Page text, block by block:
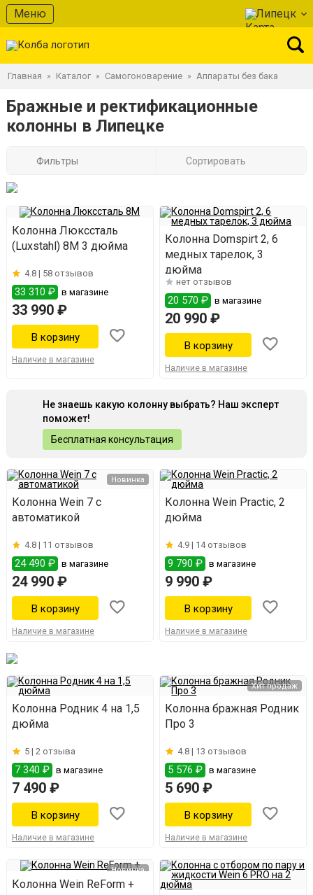
Меню Липецк
Главная » Каталог » Самогоноварение » Аппараты без бака
Бражные и ректификационные
колонны в Липецке
Фильтры Сортировать
Колонна Люкссталь
(Luxstahl) 8М 3 дюйма
4.8 | 58 отзывов
33 310 ₽ в магазине
33 990 ₽
Наличие в магазине
Колонна Domspirt 2, 6
медных тарелок, 3
дюйма
нет отзывов
20 570 ₽ в магазине
20 990 ₽
Наличие в магазине
Не знаешь какую колонну выбрать? Наш эксперт
поможет!
Бесплатная консультация
Новинка
Колонна Wein 7 с
автоматикой
4.8 | 11 отзывов
24 490 ₽ в магазине
24 990 ₽
Наличие в магазине
Колонна Wein Practic, 2
дюйма
4.9 | 14 отзывов
9 790 ₽ в магазине
9 990 ₽
Наличие в магазине
Колонна Родник 4 на 1,5
дюйма
5 | 2 отзыва
7 340 ₽ в магазине
7 490 ₽
Наличие в магазине
Хит продаж
Колонна бражная Родник
Про 3
4.8 | 13 отзывов
5 576 ₽ в магазине
5 690 ₽
Наличие в магазине
Новинка
Колонна Wein ReForm +